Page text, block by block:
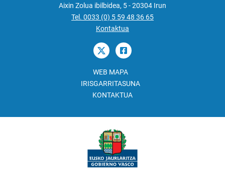
Aixin Zolua ibilbidea, 5 - 20304 Irun
Tel. 0033 (0) 5 59 48 36 65
Kontaktua
WEB MAPA
IRISGARRITASUNA
KONTAKTUA